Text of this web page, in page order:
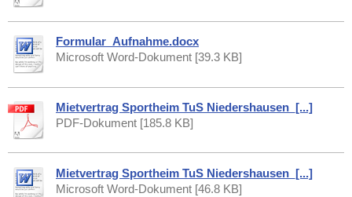
Formular_Aufnahme.docx
Microsoft Word-Dokument [39.3 KB]
Mietvertrag Sportheim TuS Niedershausen_[...]
PDF-Dokument [185.8 KB]
Mietvertrag Sportheim TuS Niedershausen_[...]
Microsoft Word-Dokument [46.8 KB]